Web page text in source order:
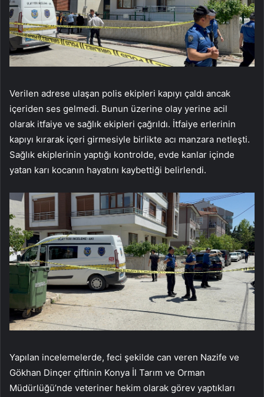
Verilen adrese ulaşan polis ekipleri kapıyı çaldı ancak
içeriden ses gelmedi. Bunun üzerine olay yerine acil
olarak itfaiye ve sağlık ekipleri çağrıldı. İtfaiye erlerinin
kapıyı kırarak içeri girmesiyle birlikte acı manzara netleşti.
Sağlık ekiplerinin yaptığı kontrolde, evde kanlar içinde
yatan karı kocanın hayatını kaybettiği belirlendi.
Yapılan incelemelerde, feci şekilde can veren Nazife ve
Gökhan Dinçer çiftinin Konya İl Tarım ve Orman
Müdürlüğü’nde veteriner hekim olarak görev yaptıkları